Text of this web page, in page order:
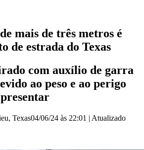
mais de três metros é
de estrada do Texas
com auxílio de garra
ao peso e ao perigo
Texas04/06/24 às 22:01 | Atualizado